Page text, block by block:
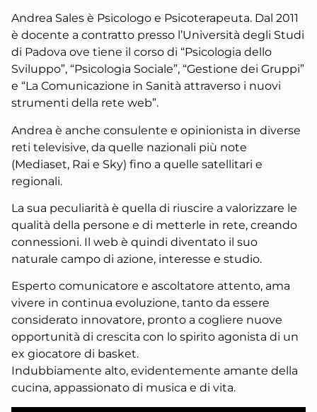
Andrea Sales è Psicologo e Psicoterapeuta. Dal 2011
è docente a contratto presso l’Università degli Studi
di Padova ove tiene il corso di “Psicologia dello
Sviluppo”, “Psicologia Sociale”, “Gestione dei Gruppi”
e “La Comunicazione in Sanità attraverso i nuovi
strumenti della rete web”.
Andrea è anche consulente e opinionista in diverse
reti televisive, da quelle nazionali più note
(Mediaset, Rai e Sky) fino a quelle satellitari e
regionali.
La sua peculiarità è quella di riuscire a valorizzare le
qualità della persone e di metterle in rete, creando
connessioni. Il web è quindi diventato il suo
naturale campo di azione, interesse e studio.
Esperto comunicatore e ascoltatore attento, ama
vivere in continua evoluzione, tanto da essere
considerato innovatore, pronto a cogliere nuove
opportunità di crescita con lo spirito agonista di un
ex giocatore di basket.
Indubbiamente alto, evidentemente amante della
cucina, appassionato di musica e di vita.